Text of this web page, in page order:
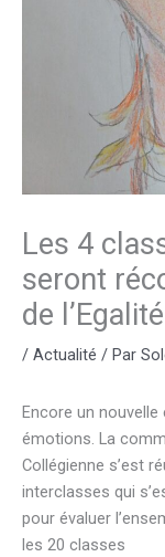
Les 4
seront
de
/ Actualité / Par
Encore un
émotions. La
Collégienne s’est
interclasses qui
pour évaluer
les 20 classes